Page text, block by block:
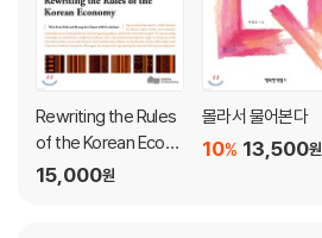
* 더하기 어린이 ‘공동체’를 말하다
Rewriting the Rules
of the Korean Econo
my
15,000원
몰라서 물어본다
13,500원
10%